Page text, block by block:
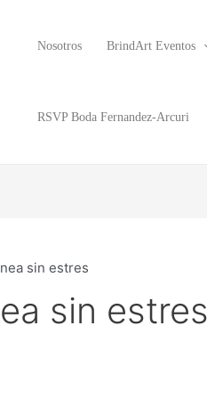
Nosotros BrindArt Eventos
RSVP Boda Fernandez-Arcuri
sin estres
sin estres